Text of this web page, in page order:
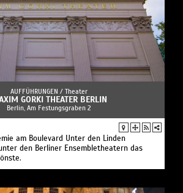
AUFFÜHRUNGEN / Theater
GORKI THEATER BERLIN
Berlin, Am Festungsgraben 2
am Boulevard Unter den Linden
den Berliner Ensembletheatern das